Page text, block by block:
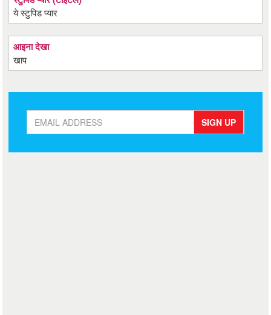
ये स्टुपिड प्यार
आइना देखा
खाप
SIGN UP